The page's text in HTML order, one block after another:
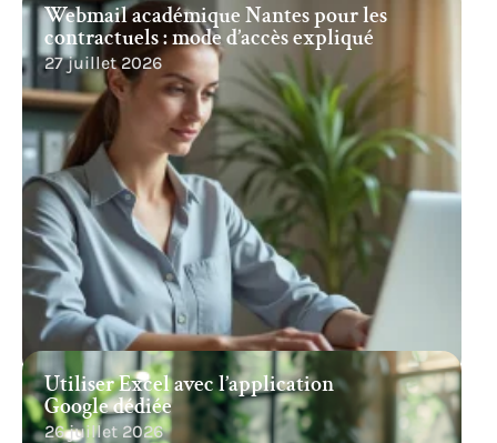
Webmail académique Nantes pour les
contractuels : mode d’accès expliqué
27 juillet 2026
Utiliser Excel avec l’application
Google dédiée
26 juillet 2026